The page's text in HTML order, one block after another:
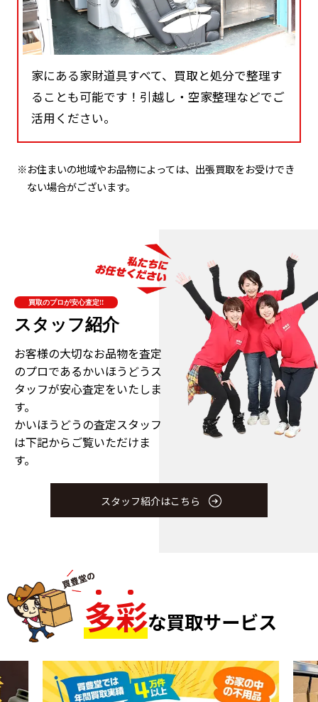
家にある家財道具すべて、買取と処分で整理す
ることも可能です！引越し・空家整理などでご
活用ください。
※お住まいの地域やお品物によっては、出張買取をお受けでき
ない場合がございます。
買取のプロが安心査定!!
スタッフ紹介
お客様の大切なお品物を査定
のプロであるかいほうどうス
タッフが安心査定をいたしま
す。
かいほうどうの査定スタッフ
は下記からご覧いただけま
す。
スタッフ紹介はこちら
多彩な買取サービス